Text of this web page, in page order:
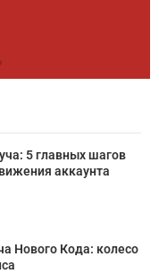
определить ваше
5 главных шагов
аккаунта
Нового Кода: колесо